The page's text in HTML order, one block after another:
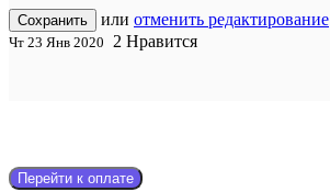
Сохранить или отменить редактирование
Чт 23 Янв 2020 2 Нравится
Перейти к оплате